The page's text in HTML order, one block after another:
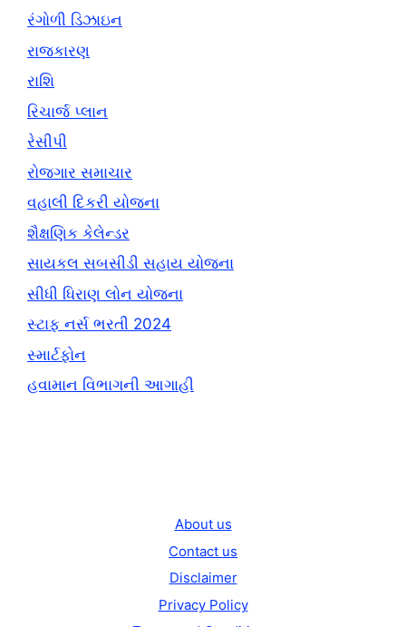
રંગોળી ડિઝાઇન
રાજકારણ
રાશિ
રિચાર્જ પ્લાન
રેસીપી
રોજગાર સમાચાર
વહાલી દિકરી યોજના
શૈક્ષણિક કેલેન્ડર
સાયકલ સબસીડી સહાય યોજના
સીધી ધિરાણ લોન યોજના
સ્ટાફ નર્સ ભરતી 2024
સ્માર્ટફોન
હવામાન વિભાગની આગાહી
About us
Contact us
Disclaimer
Privacy Policy